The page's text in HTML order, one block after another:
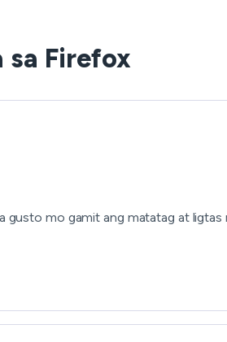
sa Firefox
mo gamit ang matatag at ligtas